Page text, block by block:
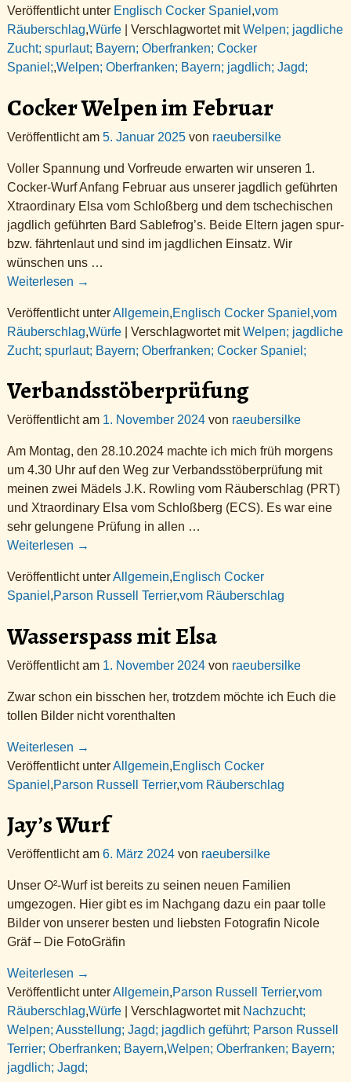
Veröffentlicht unter Englisch Cocker Spaniel ,vom
Räuberschlag,Würfe| Verschlagwortet mit Welpen; jagdliche
Zucht; spurlaut; Bayern; Oberfranken; Cocker
Spaniel;,Welpen; Oberfranken; Bayern; jagdlich; Jagd;
Cocker Welpen im Februar
Veröffentlicht am 5. Januar 2025 von raeubersilke
Voller Spannung und Vorfreude erwarten wir unseren 1.
Cocker-Wurf Anfang Februar aus unserer jagdlich geführten
Xtraordinary Elsa vom Schloßberg und dem tschechischen
jagdlich geführten Bard Sablefrog’s. Beide Eltern jagen spur-
bzw. fährtenlaut und sind im jagdlichen Einsatz. Wir
wünschen uns …
Weiterlesen →
Veröffentlicht unterAllgemein,Englisch Cocker Spaniel ,vom
Räuberschlag,Würfe| Verschlagwortet mit Welpen; jagdliche
Zucht; spurlaut; Bayern; Oberfranken; Cocker Spaniel;
Verbandsstöberprüfung
Veröffentlicht am 1. November 2024 von raeubersilke
Am Montag, den 28.10.2024 machte ich mich früh morgens
um 4.30 Uhr auf den Weg zur Verbandsstöberprüfung mit
meinen zwei Mädels J.K. Rowling vom Räuberschlag (PRT)
und Xtraordinary Elsa vom Schloßberg (ECS). Es war eine
sehr gelungene Prüfung in allen …
Weiterlesen →
Veröffentlicht unterAllgemein,Englisch Cocker
Spaniel ,Parson Russell Terrier,vom Räuberschlag
Wasserspass mit Elsa
Veröffentlicht am 1. November 2024 von raeubersilke
Zwar schon ein bisschen her, trotzdem möchte ich Euch die
tollen Bilder nicht vorenthalten
Weiterlesen →
Veröffentlicht unterAllgemein,Englisch Cocker
Spaniel ,Parson Russell Terrier,vom Räuberschlag
Jay’s Wurf
Veröffentlicht am 6. März 2024 von raeubersilke
Unser O²-Wurf ist bereits zu seinen neuen Familien
umgezogen. Hier gibt es im Nachgang dazu ein paar tolle
Bilder von unserer besten und liebsten Fotografin Nicole
Gräf – Die FotoGräfin
Weiterlesen →
Veröffentlicht unterAllgemein,Parson Russell Terrier,vom
Räuberschlag,Würfe| Verschlagwortet mit Nachzucht;
Welpen; Ausstellung; Jagd; jagdlich geführt; Parson Russell
Terrier; Oberfranken; Bayern,Welpen; Oberfranken; Bayern;
jagdlich; Jagd;